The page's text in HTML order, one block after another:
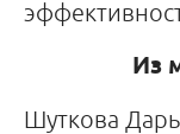
Из
Шуткова